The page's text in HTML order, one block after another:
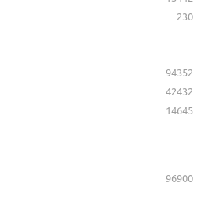
230
94352
42432
14645
96900